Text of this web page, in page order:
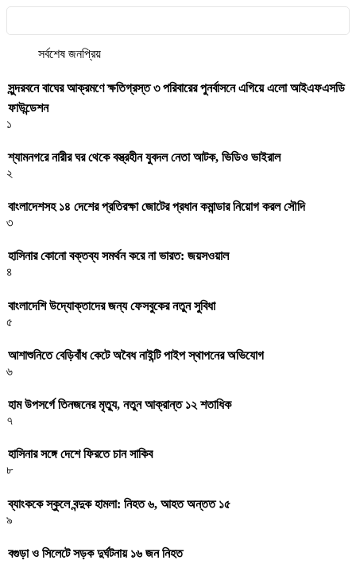
সর্বশেষ জনপ্রিয়
সুন্দরবনে বাঘের আক্রমণে ক্ষতিগ্রস্ত ৩ পরিবারের পুনর্বাসনে এগিয়ে এলো আইএফএসডি
ফাউন্ডেশন
১
শ্যামনগরে নারীর ঘর থেকে বস্ত্রহীন যুবদল নেতা আটক, ভিডিও ভাইরাল
২
বাংলাদেশসহ ১৪ দেশের প্রতিরক্ষা জোটের প্রধান কমান্ডার নিয়োগ করল সৌদি
৩
হাসিনার কোনো বক্তব্য সমর্থন করে না ভারত: জয়সওয়াল
৪
বাংলাদেশি উদ্যোক্তাদের জন্য ফেসবুকের নতুন সুবিধা
৫
আশাশুনিতে বেড়িবাঁধ কেটে অবৈধ নাইন্টি পাইপ স্থাপনের অভিযোগ
৬
হাম উপসর্গে তিনজনের মৃত্যু, নতুন আক্রান্ত ১২ শতাধিক
৭
হাসিনার সঙ্গে দেশে ফিরতে চান সাকিব
৮
ব্যাংককে স্কুলে বন্দুক হামলা: নিহত ৬, আহত অন্তত ১৫
৯
বগুড়া ও সিলেটে সড়ক দুর্ঘটনায় ১৬ জন নিহত